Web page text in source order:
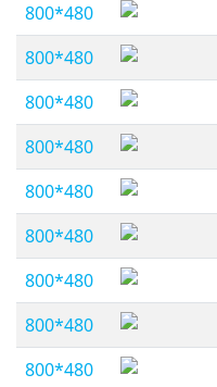
800*480
800*480
800*480
800*480
800*480
800*480
800*480
800*480
800*480